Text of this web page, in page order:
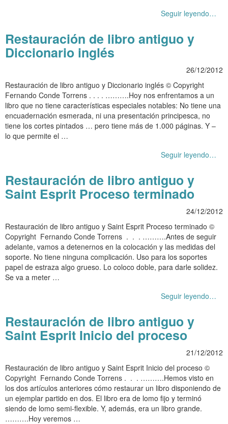
Seguir leyendo…
Restauración de libro antiguo y
Diccionario inglés
26/12/2012
Restauración de libro antiguo y Diccionario inglés © Copyright
Fernando Conde Torrens . . . . ……….Hoy nos enfrentamos a un
libro que no tiene características especiales notables: No tiene una
encuadernación esmerada, ni una presentación principesca, no
tiene los cortes pintados … pero tiene más de 1.000 páginas. Y –
lo que permite el …
Seguir leyendo…
Restauración de libro antiguo y
Saint Esprit Proceso terminado
24/12/2012
Restauración de libro antiguo y Saint Esprit Proceso terminado ©
Copyright Fernando Conde Torrens . . . ……….Antes de seguir
adelante, vamos a detenernos en la colocación y las medidas del
soporte. No tiene ninguna complicación. Uso para los soportes
papel de estraza algo grueso. Lo coloco doble, para darle solidez.
Se va a meter …
Seguir leyendo…
Restauración de libro antiguo y
Saint Esprit Inicio del proceso
21/12/2012
Restauración de libro antiguo y Saint Esprit Inicio del proceso ©
Copyright Fernando Conde Torrens . . . ……….Hemos visto en
los dos artículos anteriores cómo restaurar un libro disponiendo de
un ejemplar partido en dos. El libro era de lomo fijo y terminó
siendo de lomo semi-flexible. Y, además, era un libro grande.
……….Hoy veremos …